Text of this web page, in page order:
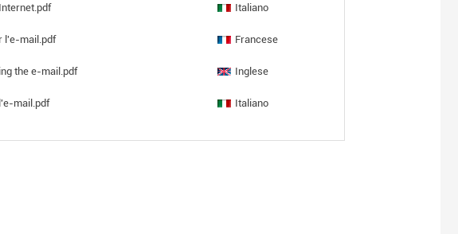
Italiano
l'e-mail.pdf Francese
the e-mail.pdf Inglese
mail.pdf Italiano